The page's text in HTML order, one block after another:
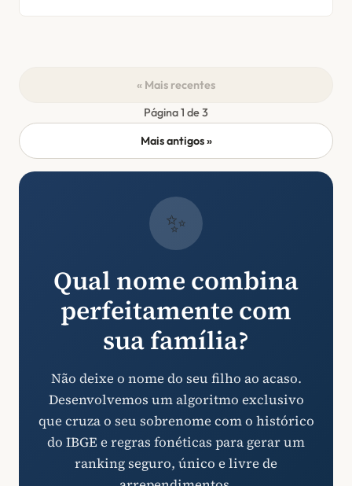
« Mais recentes
Página 1 de 3
Mais antigos »
✨
Qual nome combina
perfeitamente com
sua família?
Não deixe o nome do seu filho ao acaso.
Desenvolvemos um algoritmo exclusivo
que cruza o seu sobrenome com o histórico
do IBGE e regras fonéticas para gerar um
ranking seguro, único e livre de